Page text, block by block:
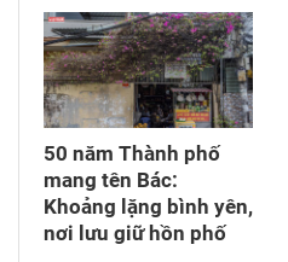
50 năm Thành phố
mang tên Bác:
Khoảng lặng bình yên,
nơi lưu giữ hồn phố